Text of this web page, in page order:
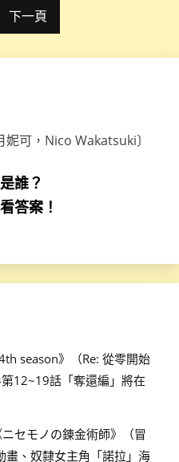
下一頁
誰？
答案！
season》（Re: 從零開始
12~19話「奪還編」將在
セモノの錬金術師》（冒
畫、奴隸女主角「諾拉」海